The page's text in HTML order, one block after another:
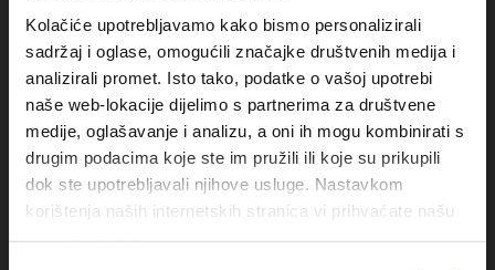
Kolačiće upotrebljavamo kako bismo personalizirali
sadržaj i oglase, omogućili značajke društvenih medija i
analizirali promet. Isto tako, podatke o vašoj upotrebi
naše web-lokacije dijelimo s partnerima za društvene
medije, oglašavanje i analizu, a oni ih mogu kombinirati s
drugim podacima koje ste im pružili ili koje su prikupili
dok ste upotrebljavali njihove usluge. Nastavkom
korištenja naših internetskih stranica vi prihvaćate našu